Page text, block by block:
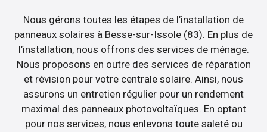
Nous gérons toutes les étapes de l’installation de
panneaux solaires à Besse-sur-Issole (83). En plus de
l’installation, nous offrons des services de ménage.
Nous proposons en outre des services de réparation
et révision pour votre centrale solaire. Ainsi, nous
assurons un entretien régulier pour un rendement
maximal des panneaux photovoltaïques. En optant
pour nos services, nous enlevons toute saleté ou